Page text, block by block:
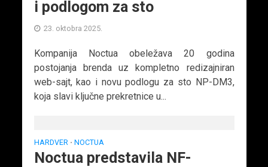
i podlogom za sto
23. oktobra 2025.
Kompanija Noctua obeležava 20 godina
postojanja brenda uz kompletno redizajniran
web-sajt, kao i novu podlogu za sto NP-DM3,
koja slavi ključne prekretnice u...
HARDVER • NOCTUA
Noctua predstavila NF-